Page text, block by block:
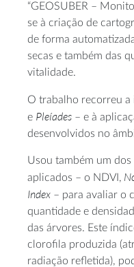
“GEOSUBER –
se à criação de
de forma
secas e também das
vitalidade.
O trabalho recorreu a
e Pleíades – e à
desenvolvidos no
Usou também um
aplicados – o NDVI,
Index – para avaliar o
quantidade e
das árvores. Este
clorofila produzida
radiação refletida),